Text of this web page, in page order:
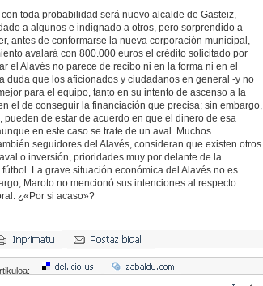
toda probabilidad será nuevo alcalde de Gasteiz,
a algunos e indignado a otros, pero sorprendido a
antes de conformarse la nueva corporación municipal,
avalará con 800.000 euros el crédito solicitado por
el Alavés no parece de recibo ni en la forma ni en el
duda que los aficionados y ciudadanos en general -y no
para el equipo, tanto en su intento de ascenso a la
el de conseguir la financiación que precisa; sin embargo,
pueden de estar de acuerdo en que el dinero de esa
en este caso se trate de un aval. Muchos
seguidores del Alavés, consideran que existen otros
o inversión, prioridades muy por delante de la
La grave situación económica del Alavés no es
Maroto no mencionó sus intenciones al respecto
¿«Por si acaso»?